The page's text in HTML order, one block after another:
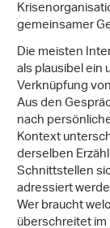
gemeinsamer
Die meisten
als plausibel
Verknüpfung
Aus den
nach
Kontext
derselben
Schnittstellen
adressiert
Wer braucht
überschreitet